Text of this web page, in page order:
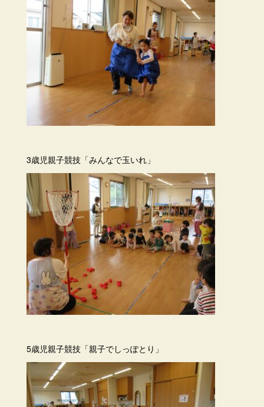
3歳児親子競技「みんなで玉いれ」
5歳児親子競技「親子でしっぽとり」